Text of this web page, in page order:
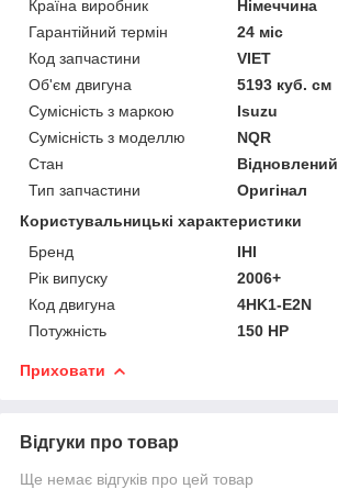
Країна виробник
Німеччина
Гарантійний термін
24 міс
Код запчастини
VIET
Об'єм двигуна
5193 куб. см
Сумісність з маркою
Isuzu
Сумісність з моделлю
NQR
Стан
Відновлений
Тип запчастини
Оригінал
Користувальницькі характеристики
Бренд
IHI
Рік випуску
2006+
Код двигуна
4HK1-E2N
Потужність
150 HP
Приховати
Відгуки про товар
Ще немає відгуків про цей товар